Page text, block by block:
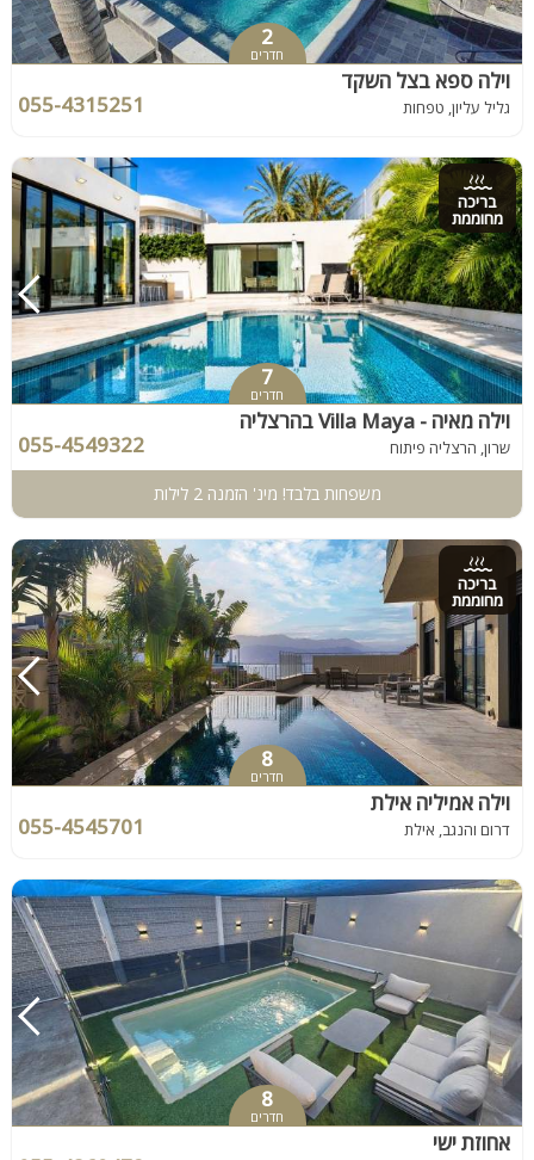
2
חדרים
וילה ספא בצל השקד
גליל עליון, טפחות 055-4315251
בריכה
מחוממת
7
חדרים
וילה מאיה - Villa Maya בהרצליה
שרון, הרצליה פיתוח 055-4549322
משפחות בלבד! מינ' הזמנה 2 לילות
בריכה
מחוממת
8
חדרים
וילה אמיליה אילת
דרום והנגב, אילת 055-4545701
8
חדרים
אחוזת ישי